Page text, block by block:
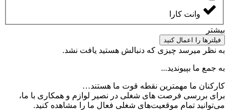
وانت کارا
بیشتر
فیلترها را اعمال کنید
به نظر میرسد چیزی که دنبالش هستید یافت نشد.
به جمع ما بپیوندید...
کارکنان ما مهمترین نقطه قوت ما هستند…
برای بررسی فرصت های شغلی در نصیر لوازم و همکاری با ما،
می‌توانید تمام موقعیت‌های شغلی فعال ما را مشاهده کنید.